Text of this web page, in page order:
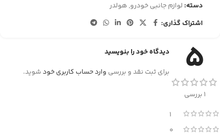
دسته: لوازم جانبی خودرو, هولدر
اشتراک گذاری:
5
1 بررسی
1
0
دیدگاه خود را بنویسید
برای ثبت نقد و بررسی وارد حساب کاربری خودشوید.